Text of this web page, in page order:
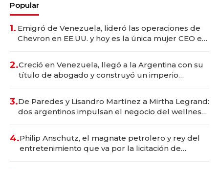
Popular
1. Emigró de Venezuela, lideró las operaciones de
Chevron en EE.UU. y hoy es la única mujer CEO en
2.Creció en Venezuela, llegó a la Argentina con su
título de abogado y construyó un imperio
3.De Paredes y Lisandro Martínez a Mirtha Legrand:
dos argentinos impulsan el negocio del wellness
4.Philip Anschutz, el magnate petrolero y rey del
entretenimiento que va por la licitación de